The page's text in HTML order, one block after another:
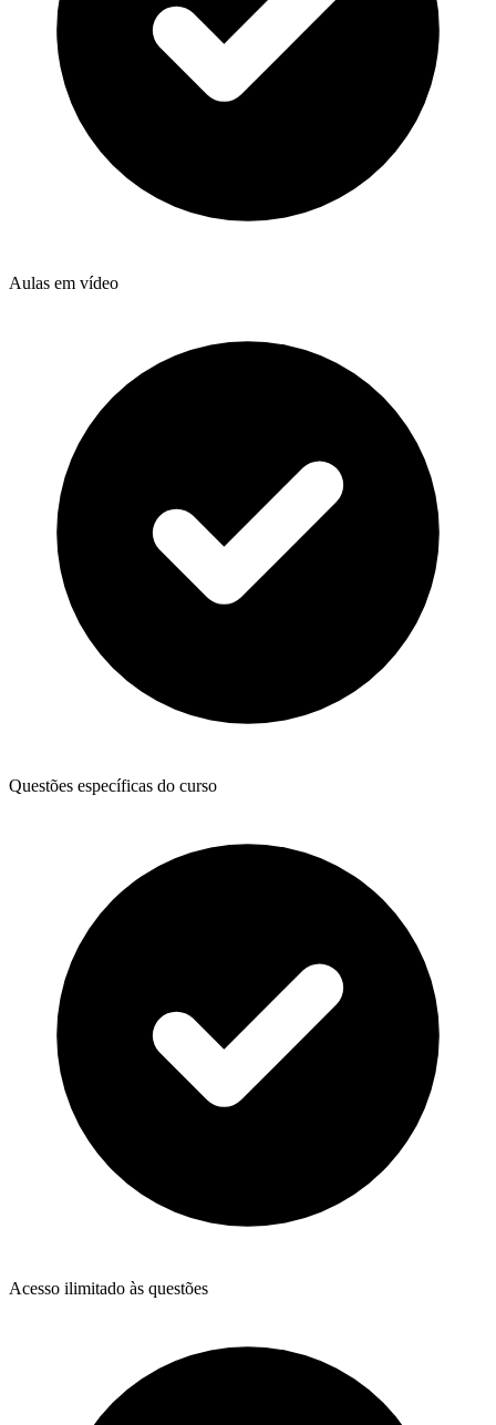
Aulas em vídeo
Questões específicas do curso
Acesso ilimitado às questões